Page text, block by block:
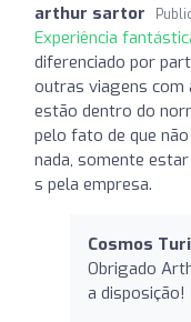
arthur sartor
Experiência
diferenciado por
outras viagens com
estão dentro do
pelo fato de que
nada, somente
s pela empresa.
Cosmos
Obrigado
a disposição!